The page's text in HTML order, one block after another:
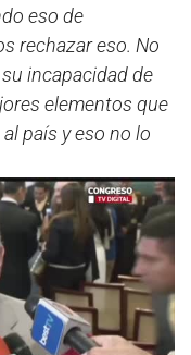
eso de
rechazar eso. No
incapacidad de
elementos que
país y eso no lo